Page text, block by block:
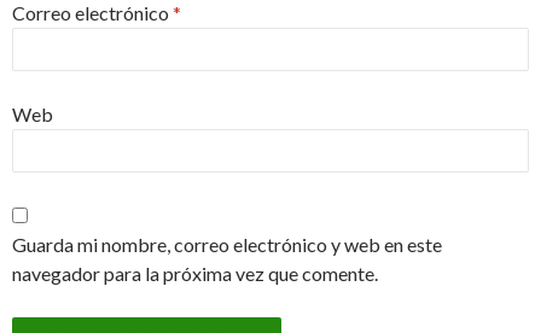
Correo electrónico *
Web
Guarda mi nombre, correo electrónico y web en este
navegador para la próxima vez que comente.